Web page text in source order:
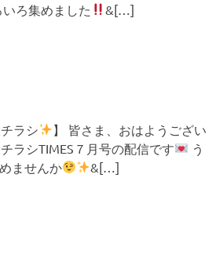
ろ集めました
&[…]
ラシ
】 皆さま、おはようござい
ラシTIMES７月号の配信です
う
ませんか
&[…]